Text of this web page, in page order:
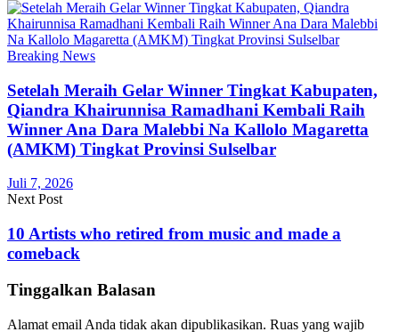
Breaking News
Setelah Meraih Gelar Winner Tingkat Kabupaten,
Qiandra Khairunnisa Ramadhani Kembali Raih
Winner Ana Dara Malebbi Na Kallolo Magaretta
(AMKM) Tingkat Provinsi Sulselbar
Juli 7, 2026
Next Post
10 Artists who retired from music and made a
comeback
Tinggalkan Balasan
Alamat email Anda tidak akan dipublikasikan. Ruas yang wajib